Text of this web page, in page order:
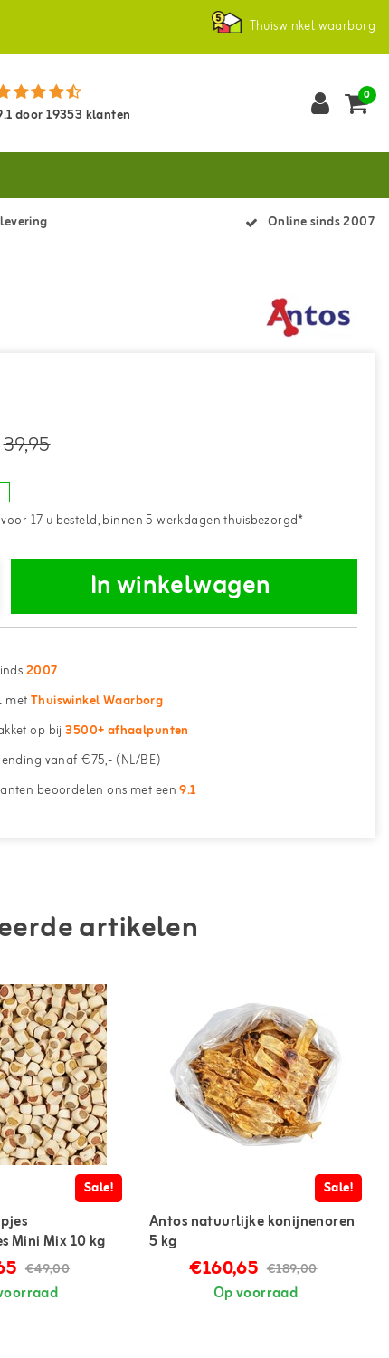
Thuiswinkel waarborg
door19353 klanten
0
Online sinds 2007
39,95
17 u besteld, binnen 5 werkdagen thuisbezorgd*
In winkelwagen
2007
metThuiswinkel Waarborg
op bij3500+ afhaalpunten
vanaf €75,- (NL/BE)
beoordelen ons met een9.1
artikelen
Sale!
Mini Mix 10 kg
€49,00
Sale!
Antos natuurlijke konijnenoren
5 kg
€160,65 €189,00
Op voorraad